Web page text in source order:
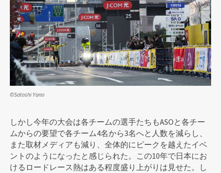
©Satoshi Yano
しかし今年の大会は各チームの選手たちもASOと各チー
ムからの要望で各チーム4名から3名へと人数を減らし、
また取材メディアも減り、全体的にピークを越えたイベ
ントのようになったと感じられた。この10年で日本にお
けるロードレース熱はある程度盛り上がりは見せた。し